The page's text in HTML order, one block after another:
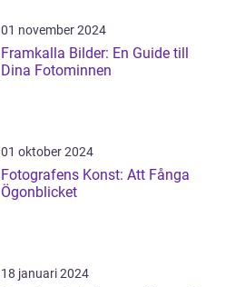
01 november 2024
Framkalla Bilder: En Guide till
Dina Fotominnen
01 oktober 2024
Fotografens Konst: Att Fånga
Ögonblicket
18 januari 2024